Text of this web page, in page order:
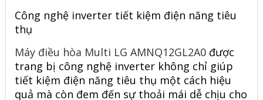
Công nghệ inverter tiết kiệm điện năng tiêu
thụ
Máy điều hòa Multi LG AMNQ12GL2A0 được
trang bị công nghệ inverter không chỉ giúp
tiết kiệm điện năng tiêu thụ một cách hiệu
quả mà còn đem đến sự thoải mái dễ chịu cho